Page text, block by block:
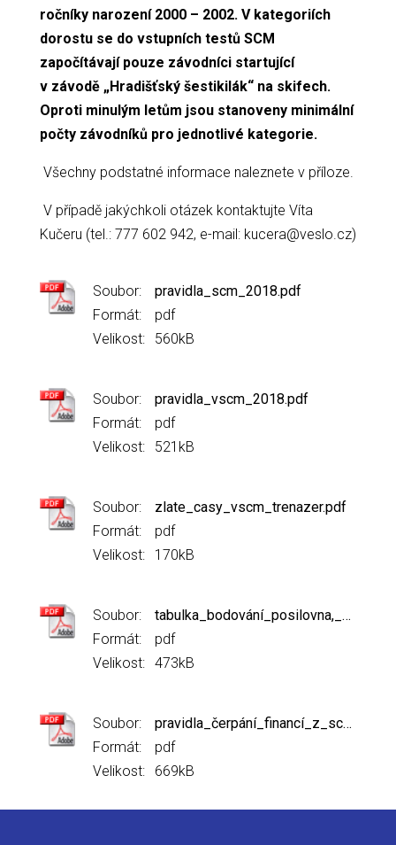
ročníky narození 2000 – 2002. V kategoriích
dorostu se do vstupních testů SCM
započítávají pouze závodníci startující
v závodě „Hradišťský šestikilák“ na skifech.
Oproti minulým letům jsou stanoveny minimální
počty závodníků pro jednotlivé kategorie.
Všechny podstatné informace naleznete v příloze.
V případě jakýchkoli otázek kontaktujte Víta
Kučeru (tel.: 777 602 942, e-mail: kucera@veslo.cz)
Soubor:
pravidla_scm_2018.pdf
Formát:
pdf
Velikost:
560kB
Soubor:
pravidla_vscm_2018.pdf
Formát:
pdf
Velikost:
521kB
Soubor:
zlate_casy_vscm_trenazer.pdf
Formát:
pdf
Velikost:
170kB
Soubor:
tabulka_bodování_posilovna,_běh,_plavání_-_scm_2018.pdf
Formát:
pdf
Velikost: 473kB
Soubor:
pravidla_čerpání_financí_z_scm_2018.pdf
Formát:
pdf
Velikost:
669kB